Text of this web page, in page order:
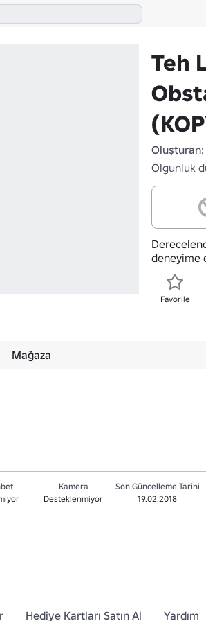
Teh
Oluşturan:
Olgunluk
deneyime
Favorile
Mağaza
Kamera
Desteklenmiyor
Son Güncelleme Tarihi
19.02.2018
Hediye Kartları Satın Al Yardım